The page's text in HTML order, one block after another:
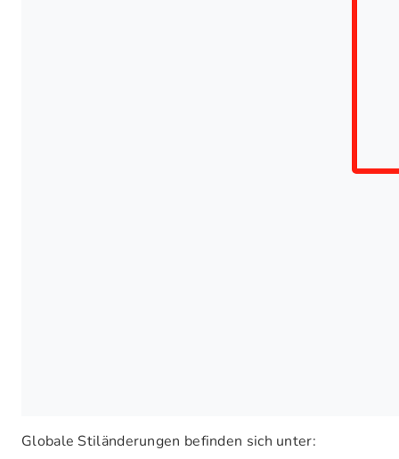
Globale Stiländerungen befinden sich unter: